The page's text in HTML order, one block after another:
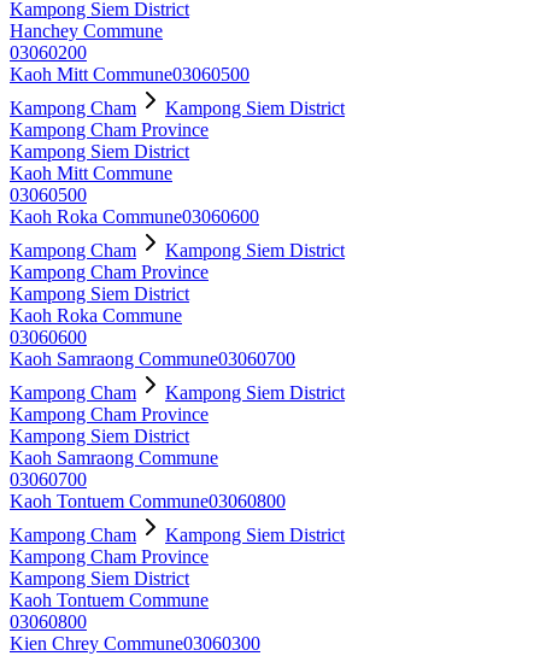
Kampong Siem District
Hanchey Commune
03060200
Kaoh Mitt Commune03060500
Kampong Cham
Kampong Siem District
Kampong Cham Province
Kampong Siem District
Kaoh Mitt Commune
03060500
Kaoh Roka Commune03060600
Kampong Cham
Kampong Siem District
Kampong Cham Province
Kampong Siem District
Kaoh Roka Commune
03060600
Kaoh Samraong Commune03060700
Kampong Cham
Kampong Siem District
Kampong Cham Province
Kampong Siem District
Kaoh Samraong Commune
03060700
Kaoh Tontuem Commune03060800
Kampong Cham
Kampong Siem District
Kampong Cham Province
Kampong Siem District
Kaoh Tontuem Commune
03060800
Kien Chrey Commune03060300